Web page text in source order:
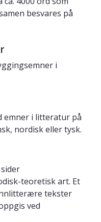
besvares på
i
emner i litteratur på
nordisk eller tysk.
teoretisk art. Et
tekster
ved